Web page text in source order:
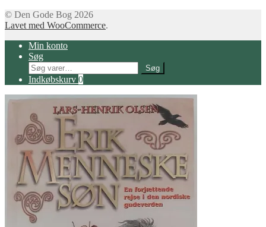
© Den Gode Bog 2026
Lavet med WooCommerce.
Min konto
Søg
Søg
efter:
Søg
Indkøbskurv 0